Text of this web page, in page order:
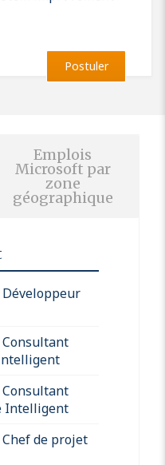
Postuler
Emplois
Microsoft par
zone
géographique
Intelligent
de projet